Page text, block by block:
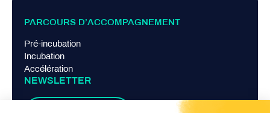
PARCOURS D’ACCOMPAGNEMENT
Pré-incubation
Incubation
Accélération
NEWSLETTER